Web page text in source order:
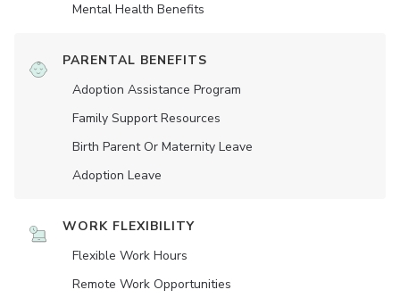
Mental Health Benefits
PARENTAL BENEFITS
Adoption Assistance Program
Family Support Resources
Birth Parent Or Maternity Leave
Adoption Leave
WORK FLEXIBILITY
Flexible Work Hours
Remote Work Opportunities